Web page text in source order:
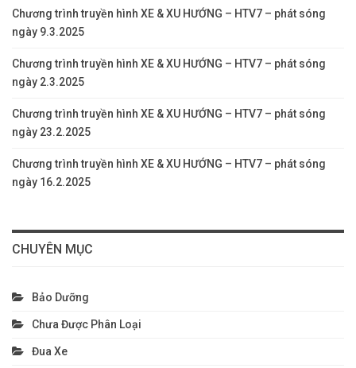
Chương trình truyền hình XE & XU HƯỚNG – HTV7 – phát sóng
ngày 9.3.2025
Chương trình truyền hình XE & XU HƯỚNG – HTV7 – phát sóng
ngày 2.3.2025
Chương trình truyền hình XE & XU HƯỚNG – HTV7 – phát sóng
ngày 23.2.2025
Chương trình truyền hình XE & XU HƯỚNG – HTV7 – phát sóng
ngày 16.2.2025
CHUYÊN MỤC
Bảo Dưỡng
Chưa Được Phân Loại
Đua Xe